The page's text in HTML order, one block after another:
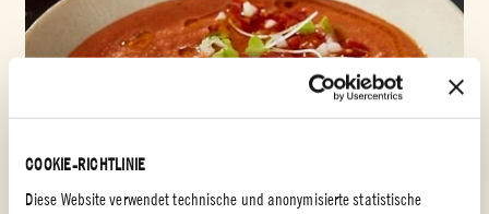
COOKIE-RICHTLINIE
Diese Website verwendet technische und anonymisierte statistische